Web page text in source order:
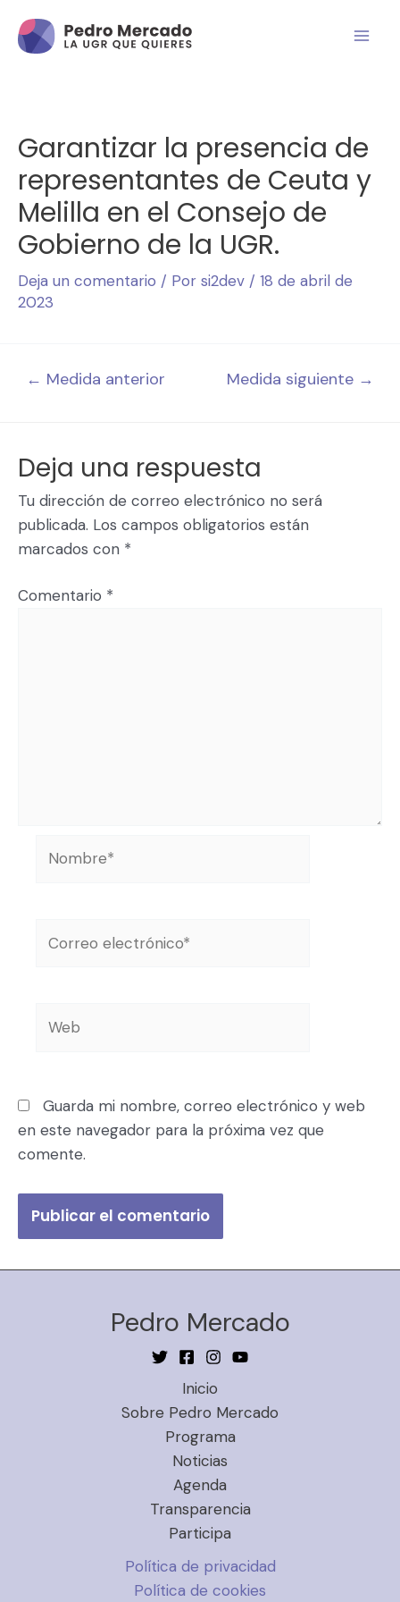
Garantizar la presencia de
representantes de Ceuta y
Melilla en el Consejo de
Gobierno de la UGR.
Deja un comentario / Por si2dev / 18 de abril de
2023
← Medida anterior Medida siguiente →
Deja una respuesta
Tu dirección de correo electrónico no será
publicada. Los campos obligatorios están
marcados con *
Comentario *
Guarda mi nombre, correo electrónico y web
en este navegador para la próxima vez que
comente.
Pedro Mercado
Inicio
Sobre Pedro Mercado
Programa
Noticias
Agenda
Transparencia
Participa
Política de privacidad
Política de cookies